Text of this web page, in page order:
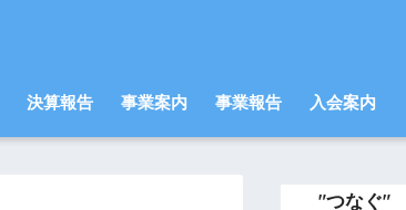
決算報告 事業案内 事業報告 入会案内
"つなぐ"